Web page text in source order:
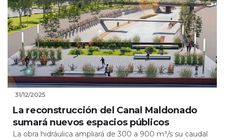
31/12/2025
La reconstrucción del Canal Maldonado
sumará nuevos espacios públicos
La obra hidráulica ampliará de 300 a 900 m³/s su caudal